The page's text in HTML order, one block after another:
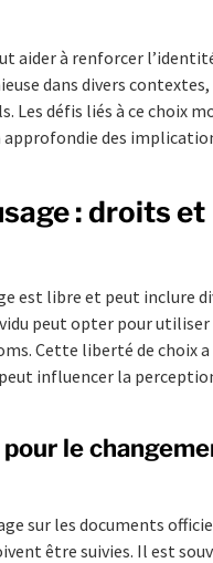
aider à renforcer
dans divers contextes,
Les défis liés à ce choix
des
: droits et
est libre et peut inclure
peut opter pour
Cette liberté de choix
influencer la
le
sur les documents
être suivies. Il est